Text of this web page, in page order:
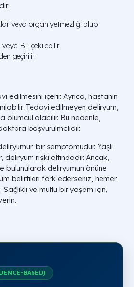
veya organ yetmezliği olup
BT çekilebilir.
geçirilir.
içerir. Ayrıca, hastanın
Tedavi edilmeyen deliryum,
olabilir. Bu nedenle,
başvurulmalıdır.
bir semptomudur. Yaşlı
riski altındadır. Ancak,
bulunularak deliryumun önüne
belirtileri fark ederseniz, hemen
ve mutlu bir yaşam için,
BASED)